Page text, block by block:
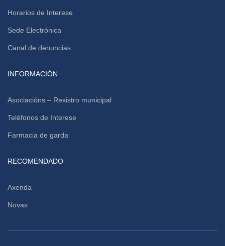
Horarios de Interese
Sede Electrónica
Canal de denuncias
INFORMACIÓN
Asociacións – Rexistro municipal
Teléfonos de Interese
Farmacia de garda
RECOMENDADO
Axenda
Novas